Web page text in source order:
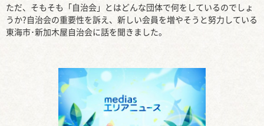
ただ、そもそも「自治会」とはどんな団体で何をしているのでしょ
うか?自治会の重要性を訴え、新しい会員を増やそうと努力している
東海市･新加木屋自治会に話を聞きました。